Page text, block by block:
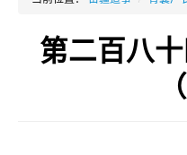
第二百八